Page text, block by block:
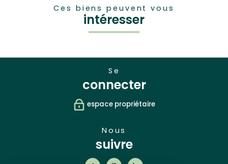
Ces biens peuvent vous
intéresser
se
connecter
espace propriétaire
nous
suivre